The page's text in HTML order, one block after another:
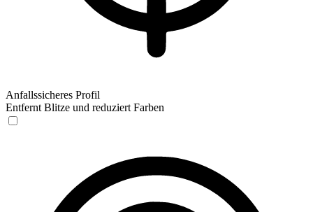
Anfallssicheres Profil
Entfernt Blitze und reduziert Farben